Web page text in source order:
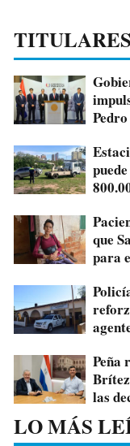
TITULARES
Pedro
que
para
Peña
las
LO MÁS